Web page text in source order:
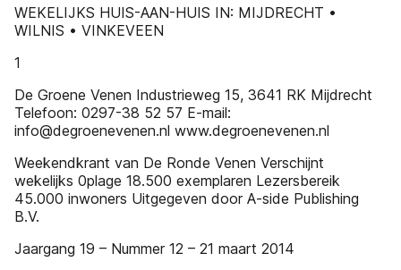
WEKELIJKS HUIS-AAN-HUIS IN: MIJDRECHT •
WILNIS • VINKEVEEN
1
De Groene Venen Industrieweg 15, 3641 RK Mijdrecht
Telefoon: 0297-38 52 57 E-mail:
info@degroenevenen.nl www.degroenevenen.nl
Weekendkrant van De Ronde Venen Verschijnt
wekelijks 0plage 18.500 exemplaren Lezersbereik
45.000 inwoners Uitgegeven door A-side Publishing
B.V.
Jaargang 19 – Nummer 12 – 21 maart 2014